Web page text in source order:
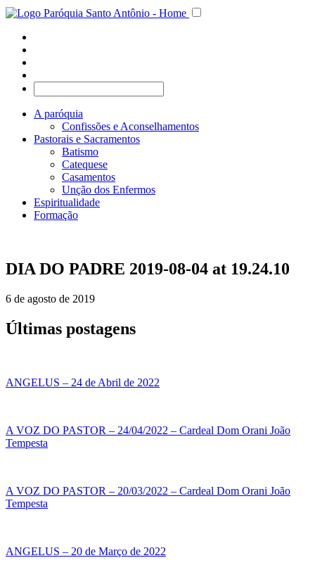
A paróquia
Confissões e Aconselhamentos
Pastorais e Sacramentos
Batismo
Catequese
Casamentos
Unção dos Enfermos
Espiritualidade
Formação
DIA DO PADRE 2019-08-04 at 19.24.10
6 de agosto de 2019
Últimas postagens
ANGELUS – 24 de Abril de 2022
A VOZ DO PASTOR – 24/04/2022 – Cardeal Dom Orani João
Tempesta
A VOZ DO PASTOR – 20/03/2022 – Cardeal Dom Orani João
Tempesta
ANGELUS – 20 de Março de 2022